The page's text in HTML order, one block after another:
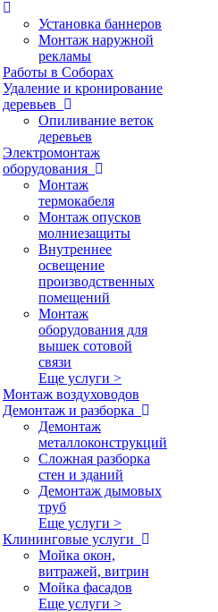
Установка баннеров
Монтаж наружной
рекламы
Работы в Соборах
Удаление и кронирование
деревьев
Опиливание веток
деревьев
Электромонтаж
оборудования
Монтаж
термокабеля
Монтаж опусков
молниезащиты
Внутреннее
освещение
производственных
помещений
Монтаж
оборудования для
вышек сотовой
связи
Еще услуги >
Монтаж воздуховодов
Демонтаж и разборка
Демонтаж
металлоконструкций
Сложная разборка
стен и зданий
Демонтаж дымовых
труб
Еще услуги >
Клининговые услуги
Мойка окон,
витражей, витрин
Мойка фасадов
Еще услуги >